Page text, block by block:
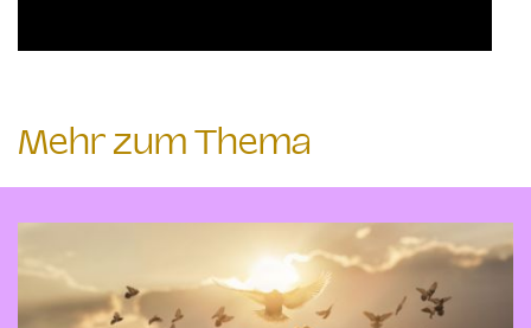
Mehr zum Thema